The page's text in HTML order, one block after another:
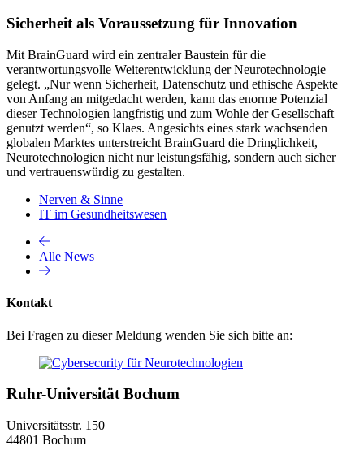
Sicherheit als Voraussetzung für Innovation
Mit BrainGuard wird ein zentraler Baustein für die
verantwortungsvolle Weiterentwicklung der Neurotechnologie
gelegt. „Nur wenn Sicherheit, Datenschutz und ethische Aspekte
von Anfang an mitgedacht werden, kann das enorme Potenzial
dieser Technologien langfristig und zum Wohle der Gesellschaft
genutzt werden“, so Klaes. Angesichts eines stark wachsenden
globalen Marktes unterstreicht BrainGuard die Dringlichkeit,
Neurotechnologien nicht nur leistungsfähig, sondern auch sicher
und vertrauenswürdig zu gestalten.
Nerven & Sinne
IT im Gesundheitswesen
Alle News
Kontakt
Bei Fragen zu dieser Meldung wenden Sie sich bitte an:
Ruhr-Universität Bochum
Universitätsstr. 150
44801 Bochum